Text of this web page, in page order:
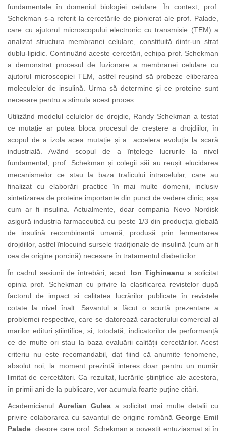
fundamentale în domeniul biologiei celulare. În context, prof.
Schekman s-a referit la cercetările de pionierat ale prof. Palade,
care cu ajutorul microscopului electronic cu transmisie (TEM) a
analizat structura membranei celulare, constituită dintr-un strat
dublu-lipidic. Continuând aceste cercetări, echipa prof. Schekman
a demonstrat procesul de fuzionare a membranei celulare cu
ajutorul microscopiei TEM, astfel reușind să probeze eliberarea
moleculelor de insulină. Urma să determine și ce proteine sunt
necesare pentru a stimula acest proces.
Utilizând modelul celulelor de drojdie, Randy Schekman a testat
ce mutație ar putea bloca procesul de creștere a drojdiilor, în
scopul de a izola acea mutație și a accelera evoluția la scară
industrială. Având scopul de a înțelege lucrurile la nivel
fundamental, prof. Schekman și colegii săi au reușit elucidarea
mecanismelor ce stau la baza traficului intracelular, care au
finalizat cu elaborări practice în mai multe domenii, inclusiv
sintetizarea de proteine importante din punct de vedere clinic, așa
cum ar fi insulina. Actualmente, doar compania Novo Nordisk
asigură industria farmaceutică cu peste 1/3 din producția globală
de insulină recombinantă umană, produsă prin fermentarea
drojdiilor, astfel înlocuind sursele tradiționale de insulină (cum ar fi
cea de origine porcină) necesare în tratamentul diabeticilor.
În cadrul sesiunii de întrebări, acad. Ion Tighineanu a solicitat
opinia prof. Schekman cu privire la clasificarea revistelor după
factorul de impact și calitatea lucrărilor publicate în revistele
cotate la nivel înalt. Savantul a făcut o scurtă prezentare a
problemei respective, care se datorează caracterului comercial al
marilor edituri științifice, și, totodată, indicatorilor de performanță
ce de multe ori stau la baza evaluării calității cercetărilor. Acest
criteriu nu este recomandabil, dat fiind că anumite fenomene,
absolut noi, la moment prezintă interes doar pentru un număr
limitat de cercetători. Ca rezultat, lucrările științifice ale acestora,
în primii ani de la publicare, vor acumula foarte puține citări.
Academicianul Aurelian Gulea a solicitat mai multe detalii cu
privire colaborarea cu savantul de origine română George Emil
Palade , despre care prof. Schekman a povestit entuziasmat și în